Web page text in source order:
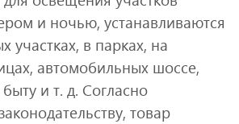
и ночью, устанавливаются
участках, в парках, на
автомобильных шоссе,
и т. д. Согласно
товар